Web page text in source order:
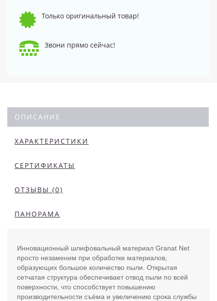
Только оригинальный товар!
Звони прямо сейчас!
ОПИСАНИЕ
ХАРАКТЕРИСТИКИ
СЕРТИФИКАТЫ
ОТЗЫВЫ (0)
ПАНОРАМА
Инновационный шлифовальный материал Granat Net
просто незаменим при обработке материалов,
образующих большое количество пыли. Открытая
сетчатая структура обеспечивает отвод пыли по всей
поверхности, что способствует повышению
производительности съёма и увеличению срока службы